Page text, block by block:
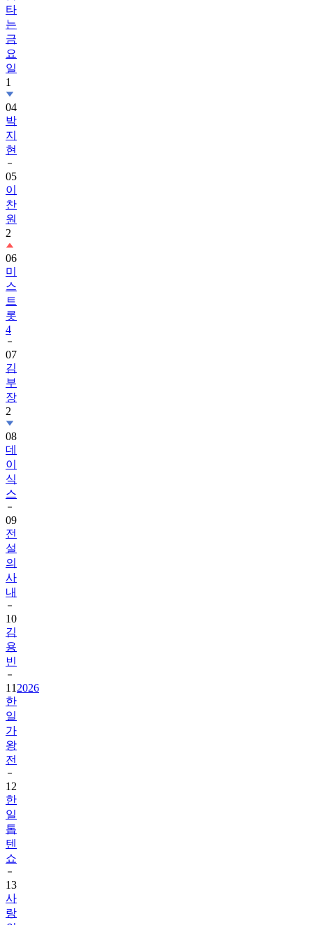
타
는
금
요
일
1
04
박
지
현
05
이
찬
원
2
06
미
스
트
롯
4
07
김
부
장
2
08
데
이
식
스
09
전
설
의
사
내
10
김
용
빈
11 2026
한
일
가
왕
전
12
한
일
톱
텐
쇼
13
사
랑